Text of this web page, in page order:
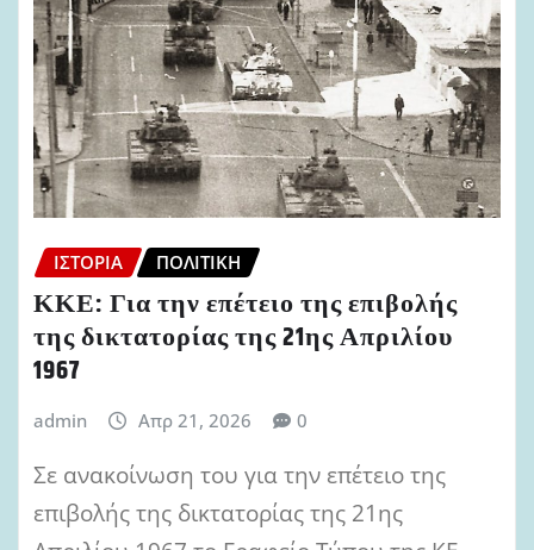
ΙΣΤΟΡΊΑ ΠΟΛΙΤΙΚΉ
ΚΚΕ: Για την επέτειο της επιβολής
της δικτατορίας της 21ης Απριλίου
1967
admin Απρ 21, 2026 0
Σε ανακοίνωση του για την επέτειο της
επιβολής της δικτατορίας της 21ης